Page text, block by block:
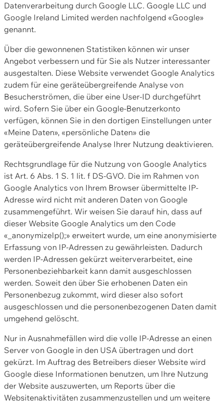
Datenverarbeitung durch Google LLC. Google LLC und
Google Ireland Limited werden nachfolgend «Google»
genannt.
Über die gewonnenen Statistiken können wir unser
Angebot verbessern und für Sie als Nutzer interessanter
ausgestalten. Diese Website verwendet Google Analytics
zudem für eine geräteübergreifende Analyse von
Besucherströmen, die über eine User-ID durchgeführt
wird. Sofern Sie über ein Google-Benutzerkonto
verfügen, können Sie in den dortigen Einstellungen unter
«Meine Daten», «persönliche Daten» die
geräteübergreifende Analyse Ihrer Nutzung deaktivieren.
Rechtsgrundlage für die Nutzung von Google Analytics
ist Art. 6 Abs. 1 S. 1 lit. f DS-GVO. Die im Rahmen von
Google Analytics von Ihrem Browser übermittelte IP-
Adresse wird nicht mit anderen Daten von Google
zusammengeführt. Wir weisen Sie darauf hin, dass auf
dieser Website Google Analytics um den Code
«_anonymizeIp();» erweitert wurde, um eine anonymisierte
Erfassung von IP-Adressen zu gewährleisten. Dadurch
werden IP-Adressen gekürzt weiterverarbeitet, eine
Personenbeziehbarkeit kann damit ausgeschlossen
werden. Soweit den über Sie erhobenen Daten ein
Personenbezug zukommt, wird dieser also sofort
ausgeschlossen und die personenbezogenen Daten damit
umgehend gelöscht.
Nur in Ausnahmefällen wird die volle IP-Adresse an einen
Server von Google in den USA übertragen und dort
gekürzt. Im Auftrag des Betreibers dieser Website wird
Google diese Informationen benutzen, um Ihre Nutzung
der Website auszuwerten, um Reports über die
Websitenaktivitäten zusammenzustellen und um weitere